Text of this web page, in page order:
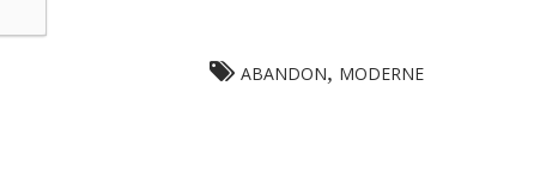
ABANDON, MODERNE